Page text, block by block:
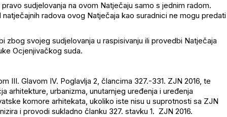
sudjelovanja na ovom Natječaju samo s jednim radom.
radova ovog Natječaja kao suradnici ne mogu predati
zbog svojeg sudjelovanja u raspisivanju ili provedbi Natječaja
Ocjenjivačkog suda.
III. Glavom IV. Poglavlja 2, člancima 327.-331. ZJN 2016, te
arhitekture, urbanizma, unutarnjeg uređenja i uređenja
komore arhitekata, ukoliko iste nisu u suprotnosti sa ZJN
i provodi sukladno članku 327. stavku 1. ZJN 2016.